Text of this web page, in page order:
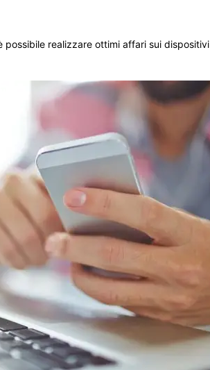
possibile realizzare ottimi affari sui dispositivi